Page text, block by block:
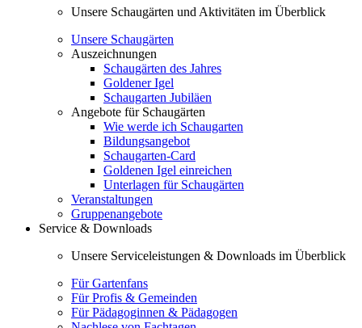
Unsere Schaugärten und Aktivitäten im Überblick
Unsere Schaugärten
Auszeichnungen
Schaugärten des Jahres
Goldener Igel
Schaugarten Jubiläen
Angebote für Schaugärten
Wie werde ich Schaugarten
Bildungsangebot
Schaugarten-Card
Goldenen Igel einreichen
Unterlagen für Schaugärten
Veranstaltungen
Gruppenangebote
Service & Downloads
Unsere Serviceleistungen & Downloads im Überblick
Für Gartenfans
Für Profis & Gemeinden
Für Pädagoginnen & Pädagogen